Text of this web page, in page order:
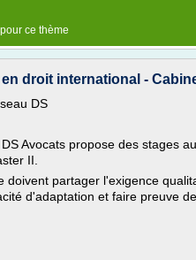
ce thème
droit international -
DS
Avocats propose des stages
II.
doivent partager l'exigence
d'adaptation et faire preuve